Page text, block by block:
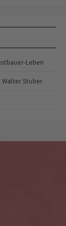
Leben
Walter Stuber